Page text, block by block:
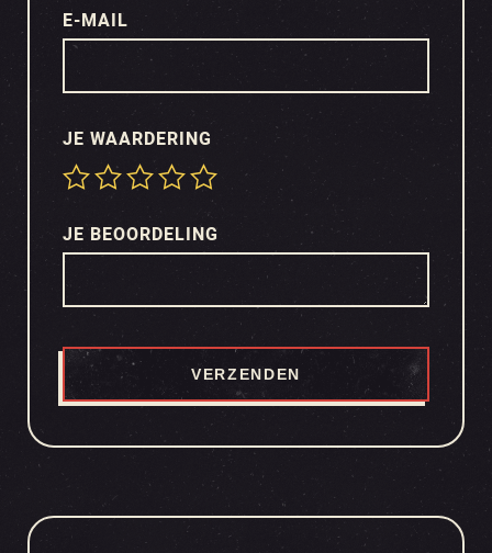
JE WAARDERING
JE BEOORDELING
E-MAIL